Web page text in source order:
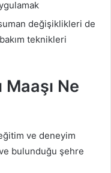
değişiklikleri de
teknikleri
Maaşı Ne
ve deneyim
bulunduğu şehre